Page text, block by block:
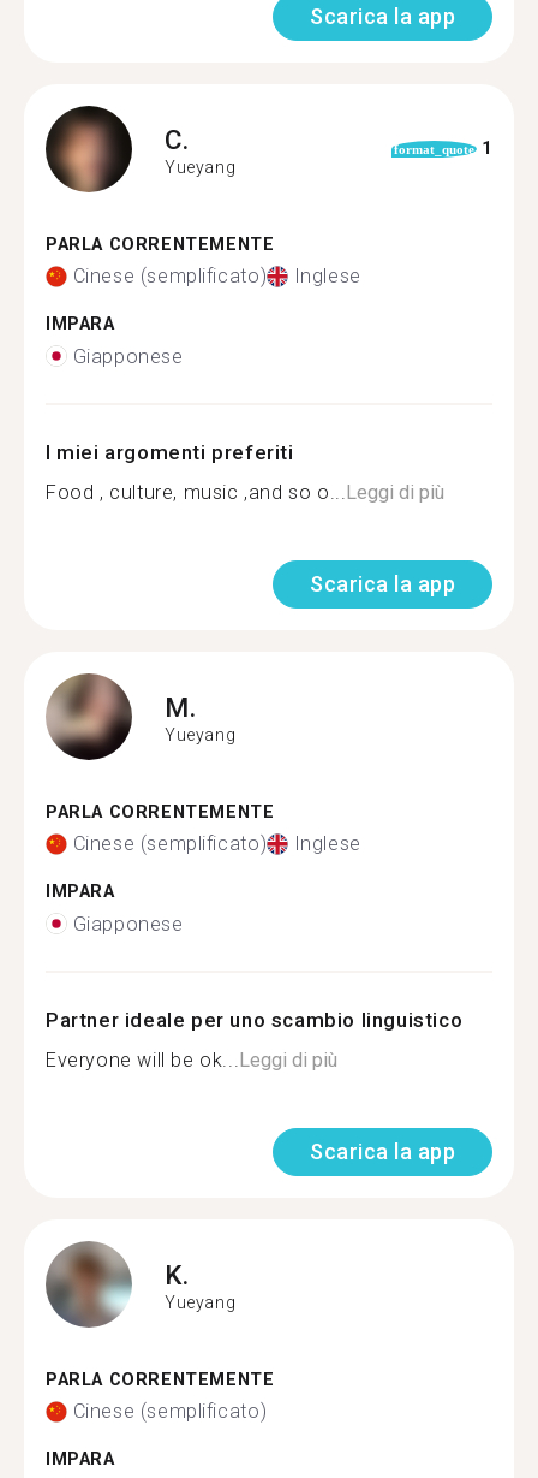
Scarica la app
C.
Yueyang
format_quote 1
PARLA CORRENTEMENTE
Cinese (semplificato) Inglese
IMPARA
Giapponese
I miei argomenti preferiti
Food , culture, music ,and so o... Leggi di più
Scarica la app
M.
Yueyang
PARLA CORRENTEMENTE
Cinese (semplificato) Inglese
IMPARA
Giapponese
Partner ideale per uno scambio linguistico
Everyone will be ok... Leggi di più
Scarica la app
K.
Yueyang
PARLA CORRENTEMENTE
Cinese (semplificato)
IMPARA